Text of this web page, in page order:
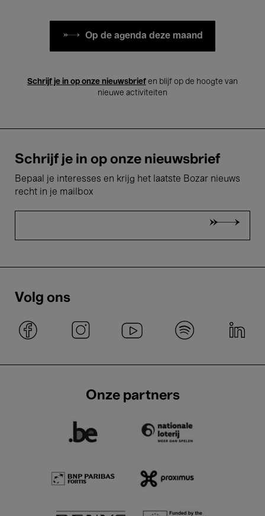
Op de agenda deze maand
Schrijf je in op onze nieuwsbrief en blijf op de hoogte van
nieuwe activiteiten
Schrijf je in op onze nieuwsbrief
Bepaal je interesses en krijg het laatste Bozar nieuws
recht in je mailbox
Volg ons
Onze partners